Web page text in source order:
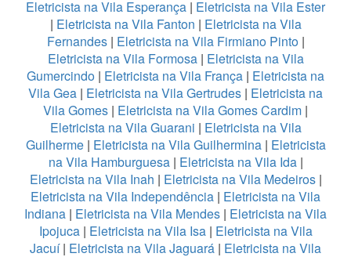
Eletricista na Vila Esperança | Eletricista na Vila Ester
| Eletricista na Vila Fanton | Eletricista na Vila
Fernandes| Eletricista na Vila Firmiano Pinto|
Eletricista na Vila Formosa| Eletricista na Vila
Gumercindo | Eletricista na Vila França | Eletricista na
Vila Gea | Eletricista na Vila Gertrudes | Eletricista na
Vila Gomes | Eletricista na Vila Gomes Cardim |
Eletricista na Vila Guarani | Eletricista na Vila
Guilherme| Eletricista na Vila Guilhermina| Eletricista
na Vila Hamburguesa| Eletricista na Vila Ida|
Eletricista na Vila Inah | Eletricista na Vila Medeiros|
Eletricista na Vila Independência | Eletricista na Vila
Indiana | Eletricista na Vila Mendes | Eletricista na Vila
Ipojuca| Eletricista na Vila Isa| Eletricista na Vila
Jacuí| Eletricista na Vila Jaguará | Eletricista na Vila